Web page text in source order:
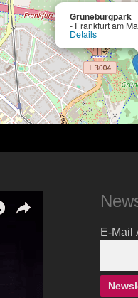
Grüneburgpark
- Frankfurt am
Details
E-Mail